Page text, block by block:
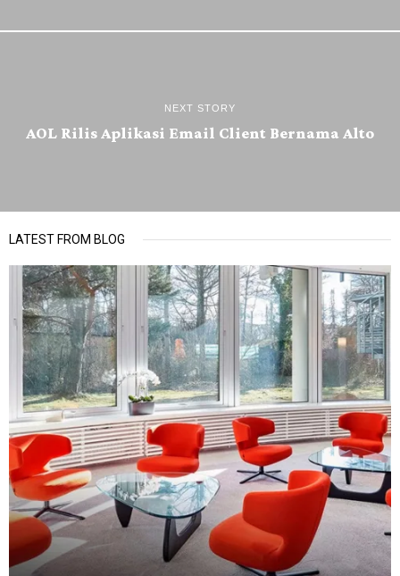
NEXT STORY
AOL Rilis Aplikasi Email Client Bernama Alto
LATEST FROM BLOG